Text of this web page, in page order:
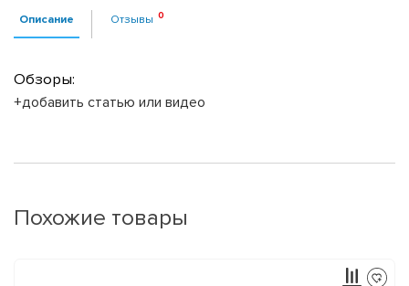
Описание Отзывы
Обзоры:
+добавить статью или видео
Похожие товары